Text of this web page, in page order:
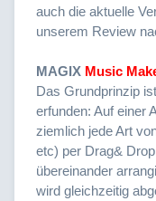
auch die aktuelle
unserem Review
MAGIX Music
Das Grundprinzip
erfunden: Auf einer
ziemlich jede Art
etc) per Drag&
übereinander
wird gleichzeitig